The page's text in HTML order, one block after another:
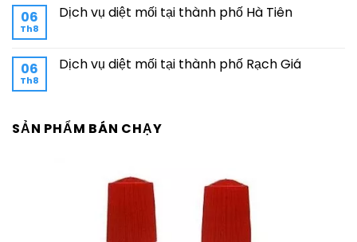
06
Th8
Dịch vụ diệt mối tại thành phố Hà Tiên
06
Th8
Dịch vụ diệt mối tại thành phố Rạch Giá
SẢN PHẨM BÁN CHẠY